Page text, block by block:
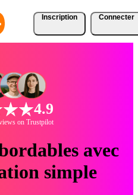
Inscription Connecter
4.9
on Trustpilot
avec
simple